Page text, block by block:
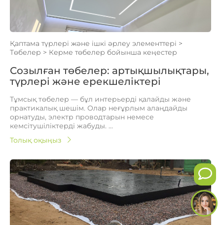
Қаптама түрлері және ішкі әрлеу элементтері >
Төбелер > Керме төбелер бойынша кеңестер
Созылған төбелер: артықшылықтары,
түрлері және ерекшеліктері
Тұмсық төбелер — бұл интерьерді қалайды және
практикалық шешім. Олар неғұрлым алаңдайды
орнатуды, электр проводтарын немесе
кемсітушіліктерді жабуды. ...
Толық оқыңыз